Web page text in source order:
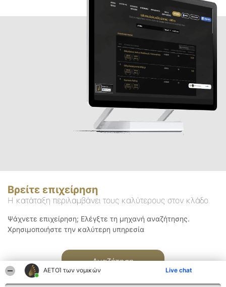
ΑΕΤΟΊ των νομικών Live chat
Βρείτε επιχείρηση
Η κατάταξη περιλαμβάνει τους καλύτερους στον κλάδο
Ψάχνετε επιχείρηση; Ελέγξτε τη μηχανή αναζήτησης.
Χρησιμοποιήστε την καλύτερη υπηρεσία
Αναζήτηση